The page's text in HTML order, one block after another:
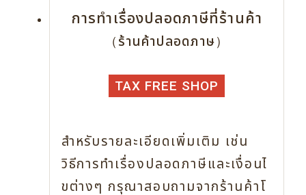
การทำเรื่องปลอดภาษีที่ร้านค้า
（ร้านค้าปลอดภาษ）
TAX FREE SHOP
สำหรับรายละเอียดเพิ่มเติม เช่น
วิธีการทำเรื่องปลอดภาษีและเงื่อนไ
ขต่างๆ กรุณาสอบถามจากร้านค้าโ